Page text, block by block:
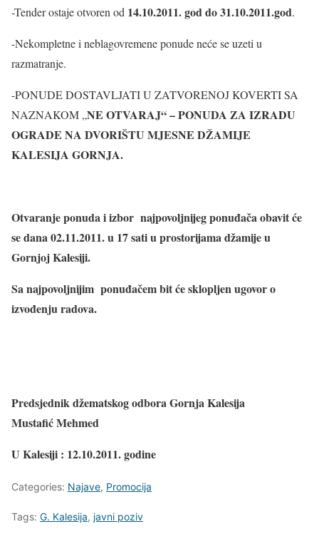
-Tender ostaje otvoren od 14.10.2011. god do 31.10.2011.god.
-Nekompletne i neblagovremene ponude neće se uzeti u
razmatranje.
-PONUDE DOSTAVLJATI U ZATVORENOJ KOVERTI SA
NAZNAKOM „NE OTVARAJ“ – PONUDA ZA IZRADU
OGRADE NA DVORIŠTU MJESNE DŽAMIJE
KALESIJA GORNJA.
Otvaranje ponuda i izbor najpovoljnijeg ponuđača obavit će
se dana 02.11.2011. u 17 sati u prostorijama džamije u
Gornjoj Kalesiji.
Sa najpovoljnijim ponuđačem bit će sklopljen ugovor o
izvođenju radova.
Predsjednik džematskog odbora Gornja Kalesija
Mustafić Mehmed
U Kalesiji : 12.10.2011. godine
Categories: Najave, Promocija
Tags: G. Kalesija, javni poziv